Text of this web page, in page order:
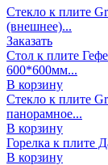
Стекло к плите
(внешнее)...
Заказать
Стол к плите
600*600мм...
В корзину
Стекло к плите
панорамное...
В корзину
Горелка к плите
В корзину